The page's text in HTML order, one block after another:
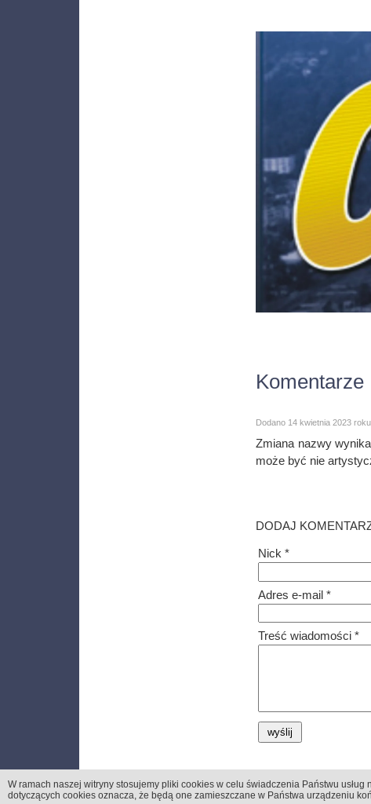
Komentarze
Dodano 14 kwietnia 2023
Zmiana nazwy
może być nie
DODAJ
Nick *
Adres e-mail *
Treść wiadomości *
W ramach naszej witryny stosujemy pliki cookies w celu świadczenia Państwu
dotyczących cookies oznacza, że będą one zamieszczane w Państwa urządzeniu